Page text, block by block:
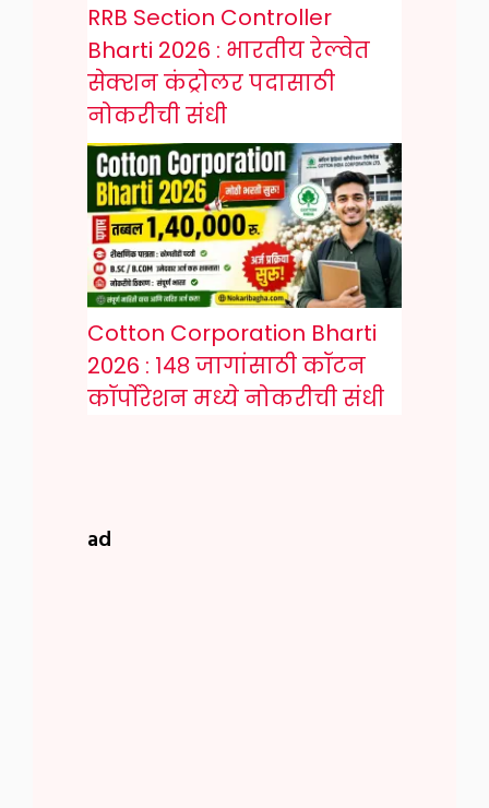
RRB Section Controller
Bharti 2026 : भारतीय रेल्वेत
सेक्शन कंट्रोलर पदासाठी
नोकरीची संधी
Cotton Corporation Bharti
2026 : १४८ जागांसाठी कॉटन
कॉर्पोरेशन मध्ये नोकरीची संधी
ad